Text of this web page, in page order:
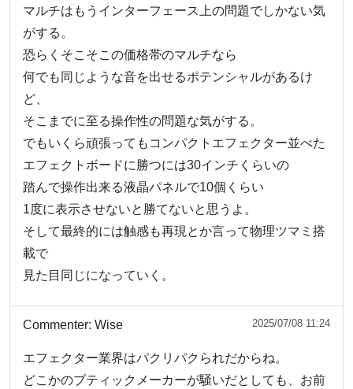
マルチはもうインターフェース上の問題でしかない気
がする。
恐らくそこそこの価格帯のマルチなら
何でも同じような音を出せるポテンシャルがあるけ
ど、
そこまでに至る操作性の問題な気がする。
でもいくら頑張ってもコンパクトエフェクター並べた
エフェクトボードに勝つには30インチくらいの
踏んで操作出来る液晶パネルで10個くらい
1度に表示させないと勝てないと思うよ。
そして最終的には触感も再現とか言って物理ツマミ搭
載で
見た目同じになっていく。
Commenter: Wise 2025/07/08 11:24
エフェクター業界はパクリパクられだからね。
どこかのブティックメーカーが騒いだとしても、お前